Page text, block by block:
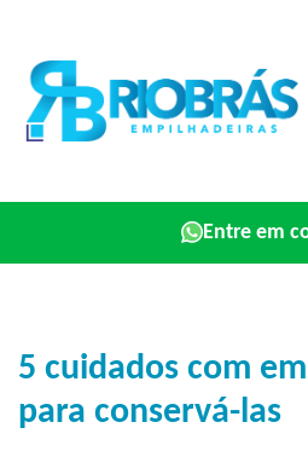
Entre em
5 cuidados com
para conservá-las